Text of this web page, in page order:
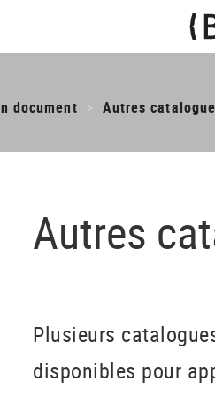
document Autres
Autres
Plusieurs
disponibles pour